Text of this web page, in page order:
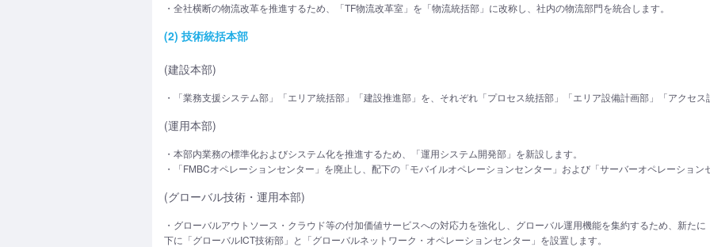
・全社横断の物流改革を推進するため、「TF物流改革室」を「物流統括部」に改称し、社内の物流部門を統合します。
(2) 技術統括本部
(建設本部)
・「業務支援システム部」「エリア統括部」「建設推進部」を、それぞれ「プロセス統括部」「エリア設備計画部」「アクセス
(運用本部)
・本部内業務の標準化およびシステム化を推進するため、「運用システム開発部」を新設します。
・「FMBCオペレーションセンター」を廃止し、配下の「モバイルオペレーションセンター」および「サーバーオペレーション
(グローバル技術・運用本部)
・グローバルアウトソース・クラウド等の付加価値サービスへの対応力を強化し、グローバル運用機能を集約するため、新た
下に「グローバルICT技術部」と「グローバルネットワーク・オペレーションセンター」を設置します。